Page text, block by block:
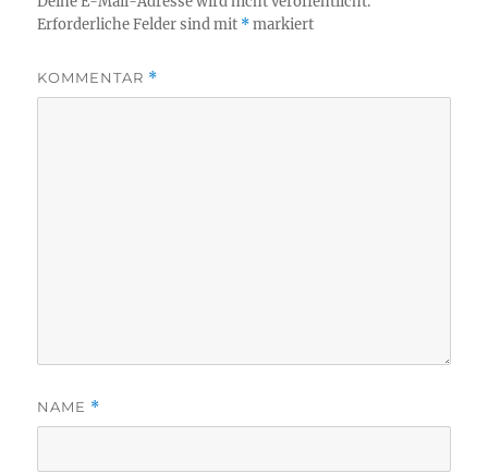
Erforderliche Felder sind mit *markiert
KOMMENTAR *
NAME *